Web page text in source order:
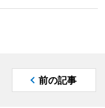
前の記事